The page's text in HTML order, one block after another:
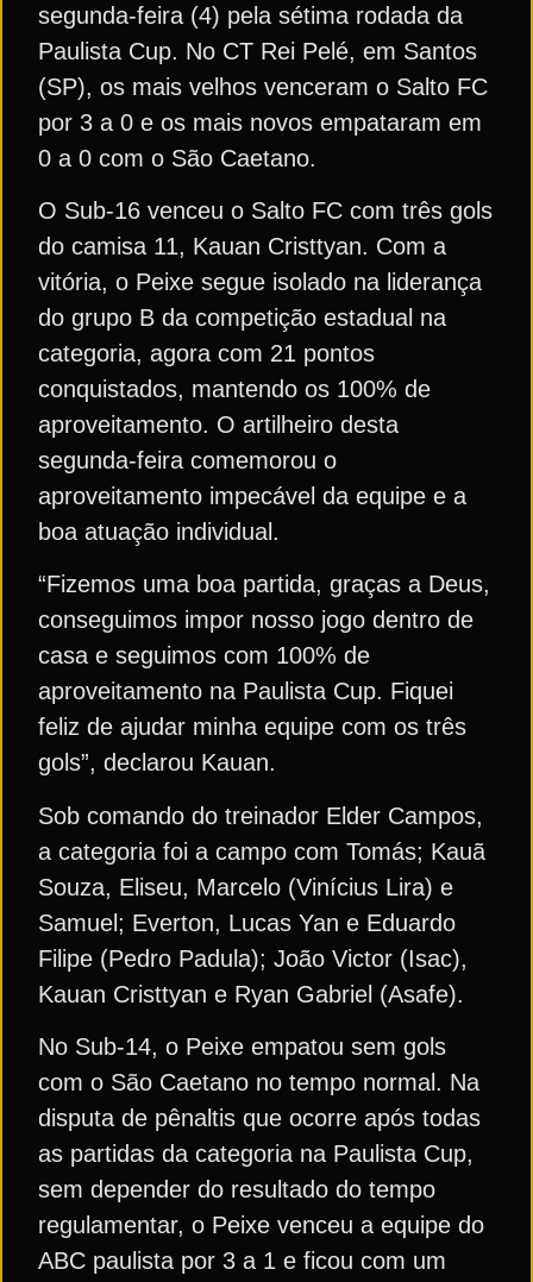
segunda-feira (4) pela sétima rodada da
Paulista Cup. No CT Rei Pelé, em Santos
(SP), os mais velhos venceram o Salto FC
por 3 a 0 e os mais novos empataram em
0 a 0 com o São Caetano.
O Sub-16 venceu o Salto FC com três gols
do camisa 11, Kauan Cristtyan. Com a
vitória, o Peixe segue isolado na liderança
do grupo B da competição estadual na
categoria, agora com 21 pontos
conquistados, mantendo os 100% de
aproveitamento. O artilheiro desta
segunda-feira comemorou o
aproveitamento impecável da equipe e a
boa atuação individual.
“Fizemos uma boa partida, graças a Deus,
conseguimos impor nosso jogo dentro de
casa e seguimos com 100% de
aproveitamento na Paulista Cup. Fiquei
feliz de ajudar minha equipe com os três
gols”, declarou Kauan.
Sob comando do treinador Elder Campos,
a categoria foi a campo com Tomás; Kauã
Souza, Eliseu, Marcelo (Vinícius Lira) e
Samuel; Everton, Lucas Yan e Eduardo
Filipe (Pedro Padula); João Victor (Isac),
Kauan Cristtyan e Ryan Gabriel (Asafe).
No Sub-14, o Peixe empatou sem gols
com o São Caetano no tempo normal. Na
disputa de pênaltis que ocorre após todas
as partidas da categoria na Paulista Cup,
sem depender do resultado do tempo
regulamentar, o Peixe venceu a equipe do
ABC paulista por 3 a 1 e ficou com um